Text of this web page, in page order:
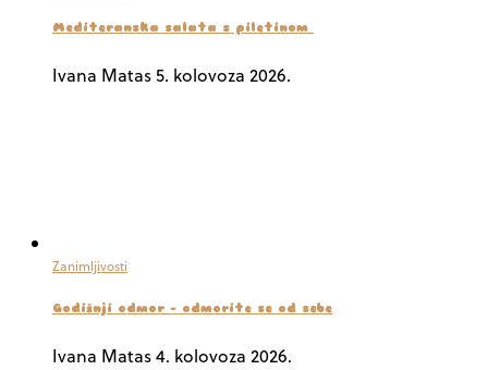
Mediteranska salata s piletinom
Ivana Matas5. kolovoza 2026.
Zanimljivosti
Godišnji odmor – odmorite se od sebe
Ivana Matas4. kolovoza 2026.